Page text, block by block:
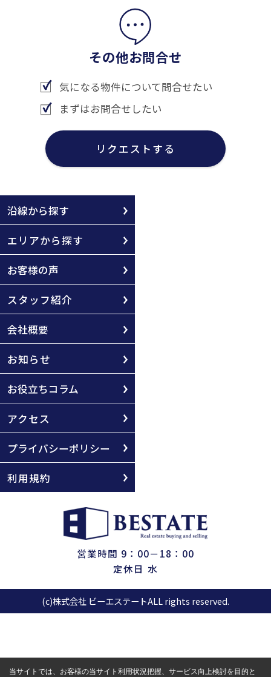
その他お問合せ
気になる物件について問合せたい
まずはお問合せしたい
リクエストする
沿線から探す
エリアから探す
お客様の声
スタッフ紹介
会社概要
お知らせ
お役立ちコラム
アクセス
プライバシーポリシー
利用規約
営業時間 9：00－18：00
定休日 水
(c)株式会社 ビーエステートALL rights reserved.
当サイトでは、お客様の当サイト利用状況把握、サービス向上検討を目的と